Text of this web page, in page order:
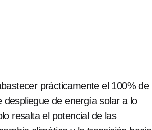
prácticamente el 100% de
de energía solar a lo
resalta el potencial de las